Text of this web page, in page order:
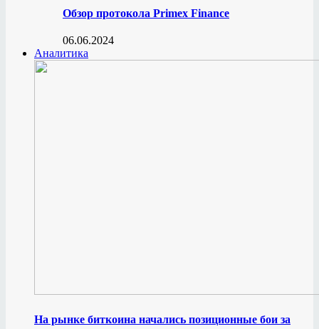
Обзор протокола Primex Finance
06.06.2024
Аналитика
На рынке биткоина начались позиционные бои за